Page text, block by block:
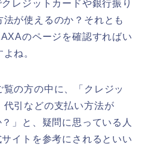
レジットカードや銀行振り
が使えるのか？それとも
のページを確認すればい
ね。
の方の中に、「クレジッ
代引などの支払い方法が
」と、疑問に思っている人
イトを参考にされるといい